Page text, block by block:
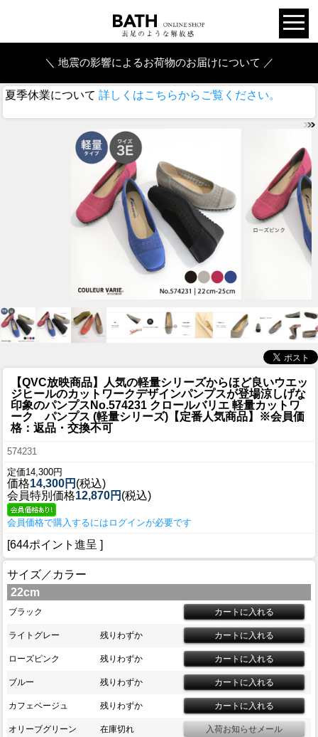
＼ 地震の影響によるお荷物のお届けについて ／
夏季休業について 詳しくはこちらからご覧ください。
【QVC放映商品】人気の軽量シリーズからほど良いウエッ
ジヒールのカットワークデザインパンプスが登場涼しげな
印象のパンプス No.574231 クロールバリエ 軽量カットワ
ーク パンプス (軽量シリーズ)【定番人気商品】※会員価
格：返品・交換不可
574231
定価14,300円
価格14,300円 (税込)
会員特別価格12,870円 (税込)
会員価格で購入するにはログインが必要です
[644ポイント進呈 ]
サイズ／カラー
22cm
ブラック
ライトグレー 残りわずか
ローズピンク 残りわずか
ブルー 残りわずか
カフェベージュ 残りわずか
オリーブグリーン 在庫切れ